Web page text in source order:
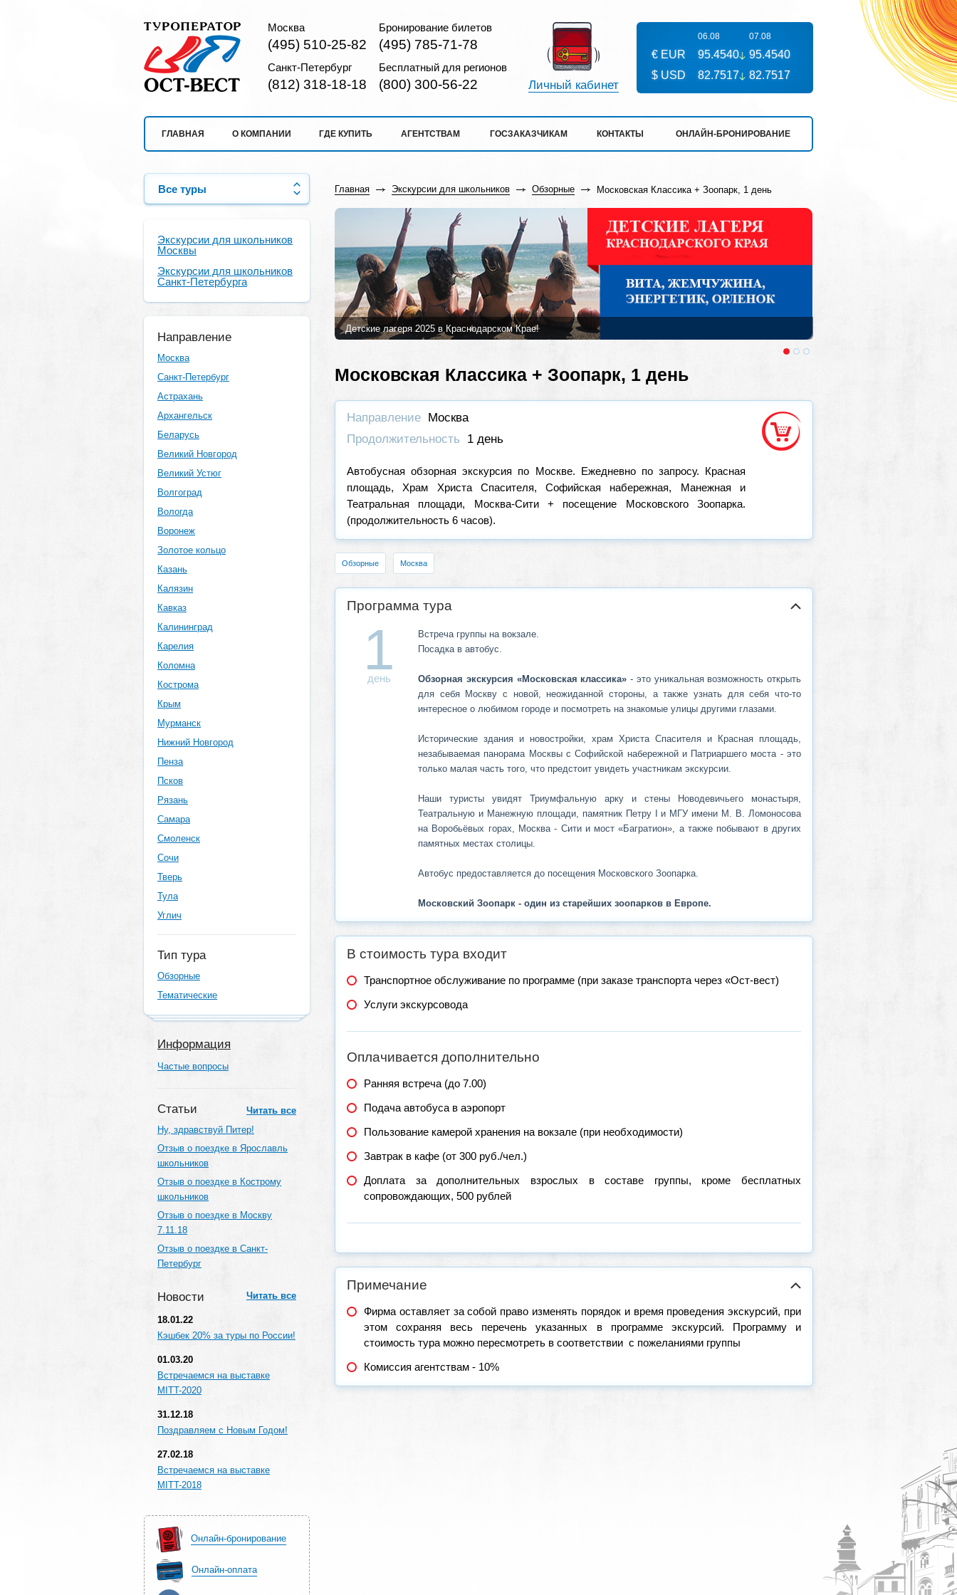
Москва
(495) 510-25-82
Бронирование билетов
(495) 785-71-78
Санкт-Петербург
(812) 318-18-18
Бесплатный для регионов
(800) 300-56-22 Личный кабинет
06.08 07.08
€ EUR 95.4540
95.4540
$ USD
82.7517 82.7517
ГЛАВНАЯ О КОМПАНИИ ГДЕ КУПИТЬ АГЕНТСТВАМ ГОСЗАКАЗЧИКАМ КОНТАКТЫ ОНЛАЙН-БРОНИРОВАНИЕ
Все туры
Экскурсии для школьников
Москвы
Экскурсии для школьников
Санкт-Петербурга
Направление
Москва
Санкт-Петербург
Астрахань
Архангельск
Беларусь
Великий Новгород
Великий Устюг
Волгоград
Вологда
Воронеж
Золотое кольцо
Казань
Калязин
Кавказ
Калининград
Карелия
Коломна
Кострома
Крым
Мурманск
Нижний Новгород
Пенза
Псков
Рязань
Самара
Смоленск
Сочи
Тверь
Тула
Углич
Тип тура
Обзорные
Тематические
Информация
Частые вопросы
Статьи
Читать все
Ну, здравствуй Питер!
Отзыв о поездке в Ярославль
школьников
Отзыв о поездке в Кострому
школьников
Отзыв о поездке в Москву
7.11.18
Отзыв о поездке в Санкт-
Петербург
Новости Читать все
18.01.22
Кэшбек 20% за туры по России!
01.03.20
Встречаемся на выставке
MITT-2020
31.12.18
Поздравляем с Новым Годом!
27.02.18
Встречаемся на выставке
MITT-2018
Онлайн-бронирование
Онлайн-оплата
Главная Экскурсии для школьников Обзорные Московская Классика + Зоопарк, 1 день
Детские лагеря 2025 в Краснодарском Крае!
Лучшие детские лагеря и программы в 2025 году в Краснодарском Крае. Выезды из Москвы и Санкт-
Московская Классика + Зоопарк, 1 день
Направление Москва
Продолжительность
1 день
Автобусная обзорная экскурсия по Москве. Ежедневно по запросу. Красная
площадь, Храм Христа Спасителя, Софийская набережная, Манежная и
Театральная площади, Москва-Сити + посещение Московского Зоопарка.
(продолжительность 6 часов).
Обзорные Москва
Программа тура
1
день
Встреча группы на вокзале.
Посадка в автобус.
Обзорная экскурсия «Московская классика» - это уникальная возможность открыть
для себя Москву с новой, неожиданной стороны, а также узнать для себя что-то
интересное о любимом городе и посмотреть на знакомые улицы другими глазами.
Исторические здания и новостройки, храм Христа Спасителя и Красная площадь,
незабываемая панорама Москвы с Софийской набережной и Патриаршего моста - это
только малая часть того, что предстоит увидеть участникам экскурсии.
Наши туристы увидят Триумфальную арку и стены Новодевичьего монастыря,
Театральную и Манежную площади, памятник Петру I и МГУ имени М. В. Ломоносова
на Воробьёвых горах, Москва - Сити и мост «Багратион», а также побывают в других
памятных местах столицы.
Автобус предоставляется до посещения Московского Зоопарка.
Московский Зоопарк - один из старейших зоопарков в Европе.
В стоимость тура входит
Транспортное обслуживание по программе (при заказе транспорта через «Ост-вест)
Услуги экскурсовода
Оплачивается дополнительно
Ранняя встреча (до 7.00)
Подача автобуса в аэропорт
Пользование камерой хранения на вокзале (при необходимости)
Завтрак в кафе (от 300 руб./чел.)
Доплата за дополнительных взрослых в составе группы, кроме бесплатных
сопровождающих, 500 рублей
Примечание
Фирма оставляет за собой право изменять порядок и время проведения экскурсий, при
этом сохраняя весь перечень указанных в программе экскурсий. Программу и
стоимость тура можно пересмотреть в соответствии с пожеланиями группы
Комиссия агентствам - 10%